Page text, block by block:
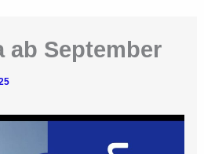
ab September